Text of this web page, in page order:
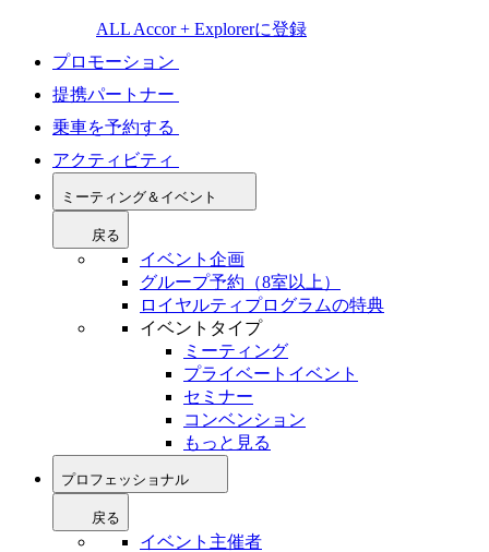
ALL Accor + Explorerに登録
プロモーション
提携パートナー
乗車を予約する
アクティビティ
ミーティング＆イベント
戻る
イベント企画
グループ予約（8室以上）
ロイヤルティプログラムの特典
イベントタイプ
ミーティング
プライベートイベント
セミナー
コンベンション
もっと見る
プロフェッショナル
戻る
イベント主催者